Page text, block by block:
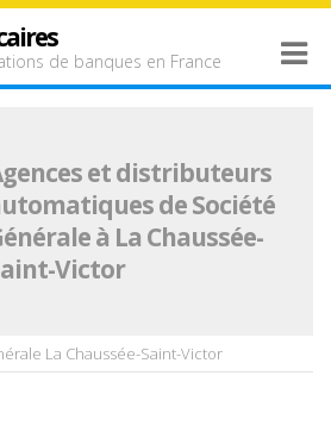
de banques en France
et distributeurs
de Société
à La Chaussée-
Victor
La Chaussée-Saint-Victor